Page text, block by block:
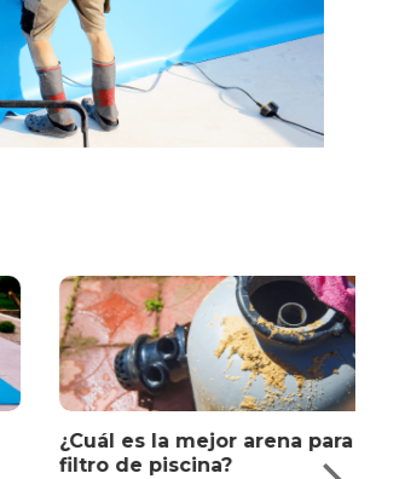
¿Cuál es la mejor arena para
filtro de piscina?